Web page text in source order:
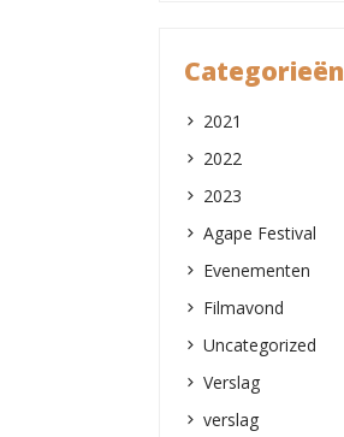
Categorieën
2021
2022
2023
Agape Festival
Evenementen
Filmavond
Uncategorized
Verslag
verslag